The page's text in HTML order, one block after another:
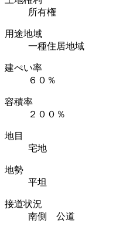
所有権
用途地域
一種住居地域
建ぺい率
６０％
容積率
２００％
地目
宅地
地勢
平坦
接道状況
南側 公道